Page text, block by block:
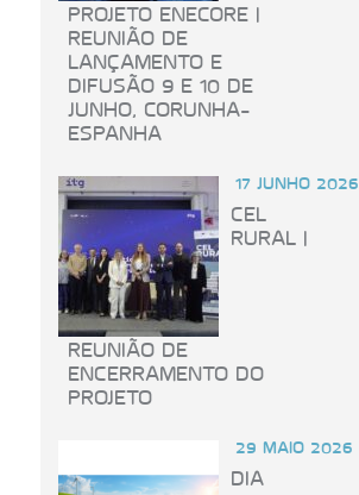
PROJETO ENECORE |
REUNIÃO DE
LANÇAMENTO E
DIFUSÃO 9 E 10 DE
JUNHO, CORUNHA-
ESPANHA
CEL
RURAL |
REUNIÃO DE
ENCERRAMENTO DO
PROJETO
17 JUNHO 2026
DIA
29 MAIO 2026